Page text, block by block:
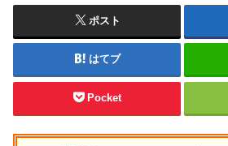
ポスト
はてブ
Pocket